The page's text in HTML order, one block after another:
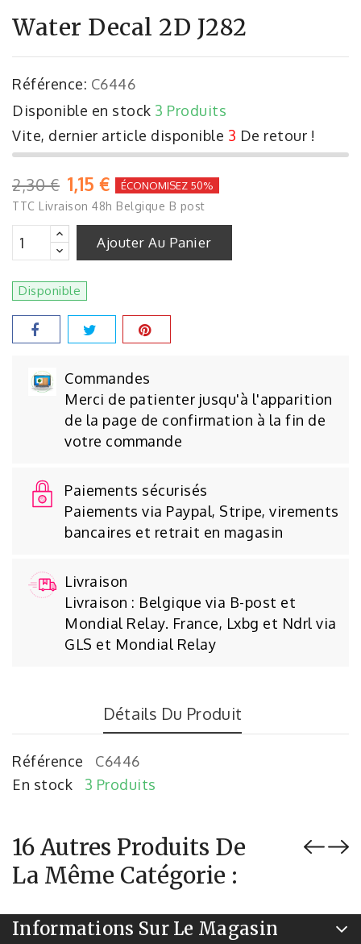
Water Decal 2D J282
Référence: C6446
Disponible en stock 3 Produits
Vite, dernier article disponible 3 De retour !
2,30 € 1,15 € ÉCONOMISEZ 50%
TTC Livraison 48h Belgique B post
Ajouter Au Panier
Disponible
Commandes
Merci de patienter jusqu'à l'apparition
de la page de confirmation à la fin de
votre commande
Paiements sécurisés
Paiements via Paypal, Stripe, virements
bancaires et retrait en magasin
Livraison
Livraison : Belgique via B-post et
Mondial Relay. France, Lxbg et Ndrl via
GLS et Mondial Relay
Détails Du Produit
Référence
C6446
En stock
3 Produits
16 Autres Produits De
La Même Catégorie :
Informations Sur Le Magasin